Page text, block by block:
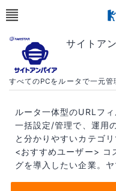
サイトア
すべてのPCをルータで一元
ルータ一体型のURLフ
一括設定/管理で、運用
と分かりやすいカテゴ
<おすすめユーザー> コ
グを導入したい企業。